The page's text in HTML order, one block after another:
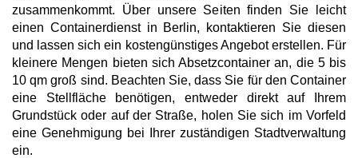
zusammenkommt. Über unsere Seiten finden Sie leicht
einen Containerdienst in Berlin, kontaktieren Sie diesen
und lassen sich ein kostengünstiges Angebot erstellen. Für
kleinere Mengen bieten sich Absetzcontainer an, die 5 bis
10 qm groß sind. Beachten Sie, dass Sie für den Container
eine Stellfläche benötigen, entweder direkt auf Ihrem
Grundstück oder auf der Straße, holen Sie sich im Vorfeld
eine Genehmigung bei Ihrer zuständigen Stadtverwaltung
ein.